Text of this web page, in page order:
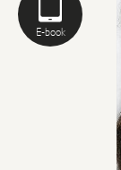
E-book